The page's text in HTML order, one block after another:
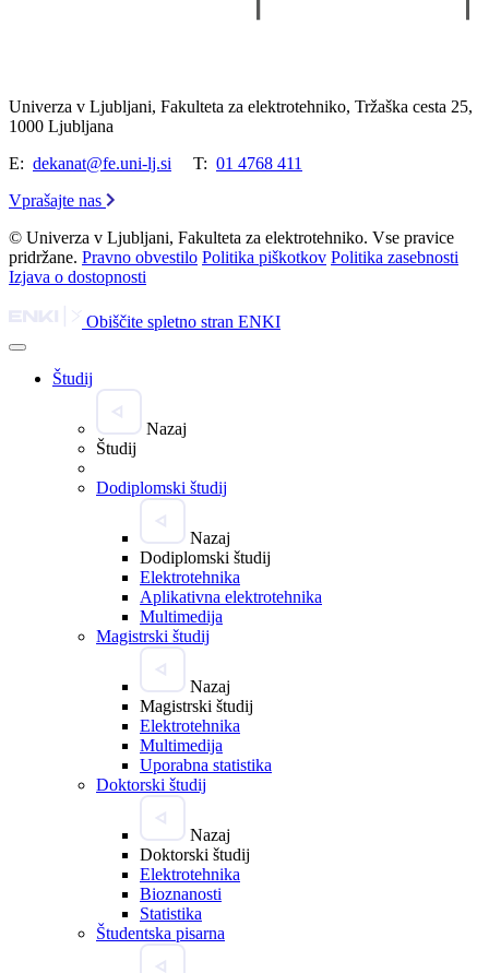
Univerza v Ljubljani, Fakulteta za elektrotehniko, Tržaška cesta 25,
1000 Ljubljana
E: dekanat@fe.uni-lj.si T: 01 4768 411
Vprašajte nas
© Univerza v Ljubljani, Fakulteta za elektrotehniko. Vse pravice
pridržane. Pravno obvestilo Politika piškotkov Politika zasebnosti
Izjava o dostopnosti
Obiščite spletno stran ENKI
Študij
Nazaj
Študij
Dodiplomski študij
Nazaj
Dodiplomski študij
Elektrotehnika
Aplikativna elektrotehnika
Multimedija
Magistrski študij
Nazaj
Magistrski študij
Elektrotehnika
Multimedija
Uporabna statistika
Doktorski študij
Nazaj
Doktorski študij
Elektrotehnika
Bioznanosti
Statistika
Študentska pisarna